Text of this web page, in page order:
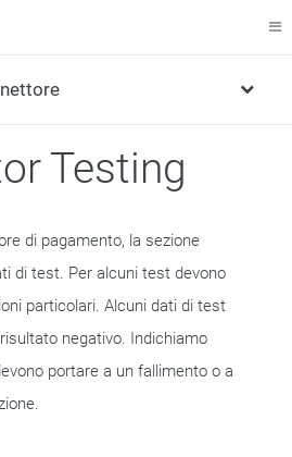
Testing
di pagamento, la sezione
di test. Per alcuni test devono
particolari. Alcuni dati di test
negativo. Indichiamo
portare a un fallimento o a